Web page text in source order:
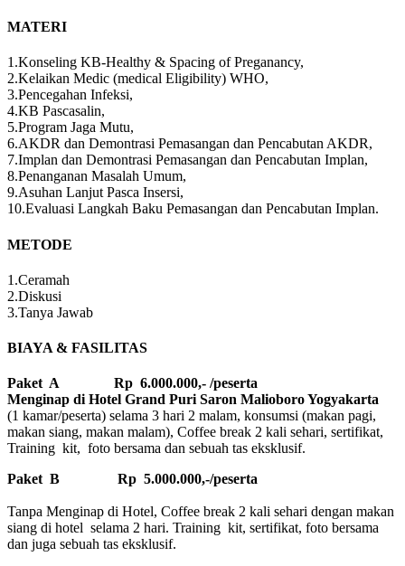
MATERI
1.Konseling KB-Healthy & Spacing of Preganancy,
2.Kelaikan Medic (medical Eligibility) WHO,
3.Pencegahan Infeksi,
4.KB Pascasalin,
5.Program Jaga Mutu,
6.AKDR dan Demontrasi Pemasangan dan Pencabutan AKDR,
7.Implan dan Demontrasi Pemasangan dan Pencabutan Implan,
8.Penanganan Masalah Umum,
9.Asuhan Lanjut Pasca Insersi,
10.Evaluasi Langkah Baku Pemasangan dan Pencabutan Implan.
METODE
1.Ceramah
2.Diskusi
3.Tanya Jawab
BIAYA & FASILITAS
Paket A Rp 6.000.000,- /peserta
Menginap di Hotel Grand Puri Saron Malioboro Yogyakarta
(1 kamar/peserta) selama 3 hari 2 malam, konsumsi (makan pagi,
makan siang, makan malam), Coffee break 2 kali sehari, sertifikat,
Training kit, foto bersama dan sebuah tas eksklusif.
Paket B
Rp 5.000.000,-/peserta
Tanpa Menginap di Hotel, Coffee break 2 kali sehari dengan makan
siang di hotel selama 2 hari. Training kit, sertifikat, foto bersama
dan juga sebuah tas eksklusif.